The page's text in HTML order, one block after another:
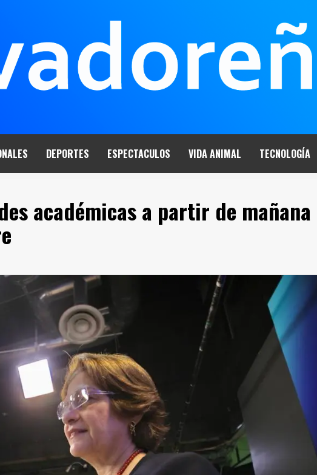
DEPORTES ESPECTACULOS VIDA ANIMAL TECNOLOGÍA
académicas a partir de mañana